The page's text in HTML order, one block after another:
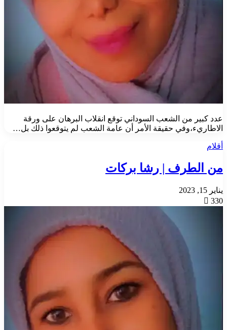
عدد كبير من الشعب السوداني توقع انقلاب البرهان على ورقة
الاطاريء،وفي حقيقة الأمر أن عامة الشعب لم يتوقعوا ذلك بل…
أقلام
من الطرف | رشا بركات
يناير 15, 2023
330